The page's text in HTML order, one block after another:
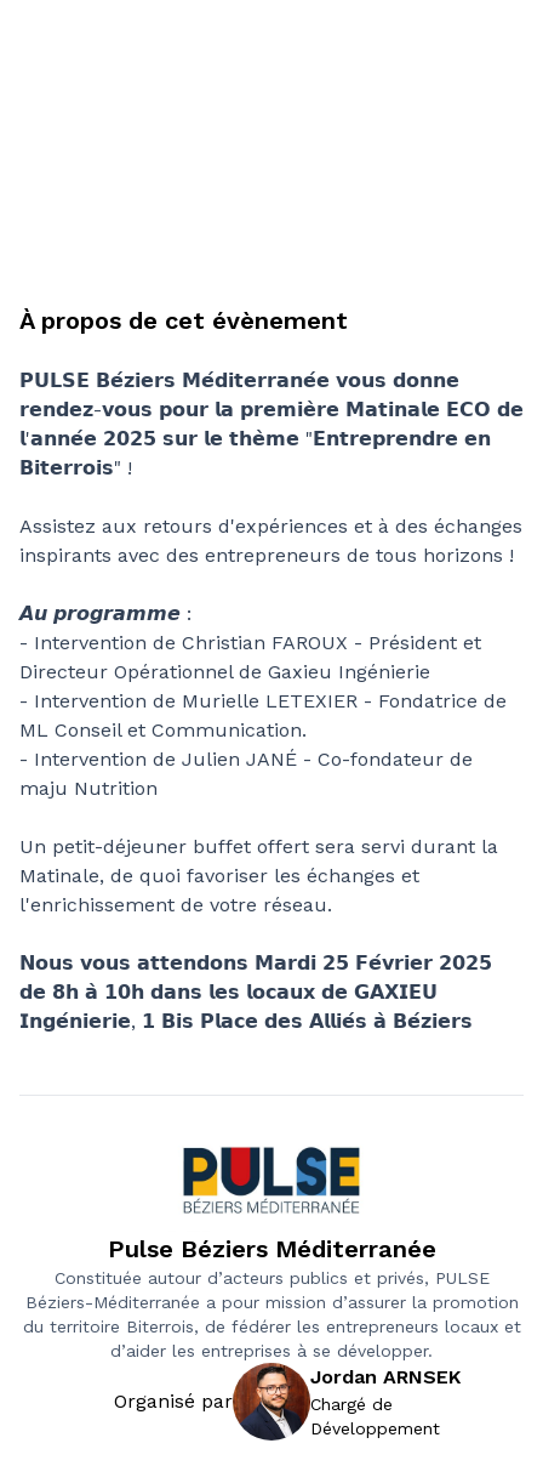
À propos de cet évènement
𝗣𝗨𝗟𝗦𝗘 𝗕𝗲́𝘇𝗶𝗲𝗿𝘀 𝗠𝗲́𝗱𝗶𝘁𝗲𝗿𝗿𝗮𝗻𝗲́𝗲 𝘃𝗼𝘂𝘀 𝗱𝗼𝗻𝗻𝗲
𝗿𝗲𝗻𝗱𝗲𝘇-𝘃𝗼𝘂𝘀 𝗽𝗼𝘂𝗿 𝗹𝗮 𝗽𝗿𝗲𝗺𝗶𝗲̀𝗿𝗲 𝗠𝗮𝘁𝗶𝗻𝗮𝗹𝗲 𝗘𝗖𝗢 𝗱𝗲
𝗹'𝗮𝗻𝗻𝗲́𝗲 𝟮𝟬𝟮𝟱 𝘀𝘂𝗿 𝗹𝗲 𝘁𝗵𝗲̀𝗺𝗲 "𝗘𝗻𝘁𝗿𝗲𝗽𝗿𝗲𝗻𝗱𝗿𝗲 𝗲𝗻
𝗕𝗶𝘁𝗲𝗿𝗿𝗼𝗶𝘀" !
Assistez aux retours d'expériences et à des échanges
inspirants avec des entrepreneurs de tous horizons !
𝘼𝙪 𝙥𝙧𝙤𝙜𝙧𝙖𝙢𝙢𝙚 :
- Intervention de Christian FAROUX - Président et
Directeur Opérationnel de Gaxieu Ingénierie
- Intervention de Murielle LETEXIER - Fondatrice de
ML Conseil et Communication.
- Intervention de Julien JANÉ - Co-fondateur de
maju Nutrition
Un petit-déjeuner buffet offert sera servi durant la
Matinale, de quoi favoriser les échanges et
l'enrichissement de votre réseau.
𝗡𝗼𝘂𝘀 𝘃𝗼𝘂𝘀 𝗮𝘁𝘁𝗲𝗻𝗱𝗼𝗻𝘀 𝗠𝗮𝗿𝗱𝗶 𝟮𝟱 𝗙𝗲́𝘃𝗿𝗶𝗲𝗿 𝟮𝟬𝟮𝟱
𝗱𝗲 𝟴𝗵 𝗮̀ 𝟭𝟬𝗵 𝗱𝗮𝗻𝘀 𝗹𝗲𝘀 𝗹𝗼𝗰𝗮𝘂𝘅 𝗱𝗲 𝗚𝗔𝗫𝗜𝗘𝗨
𝗜𝗻𝗴𝗲́𝗻𝗶𝗲𝗿𝗶𝗲, 𝟭 𝗕𝗶𝘀 𝗣𝗹𝗮𝗰𝗲 𝗱𝗲𝘀 𝗔𝗹𝗹𝗶𝗲́𝘀 𝗮̀ 𝗕𝗲́𝘇𝗶𝗲𝗿𝘀
Pulse Béziers Méditerranée
Constituée autour d’acteurs publics et privés, PULSE
Béziers-Méditerranée a pour mission d’assurer la promotion
du territoire Biterrois, de fédérer les entrepreneurs locaux et
d’aider les entreprises à se développer.
Organisé par
Jordan ARNSEK
Chargé de
Développement